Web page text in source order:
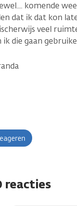
komende
dat ik dat kon
veel
ik die gaan
reacties